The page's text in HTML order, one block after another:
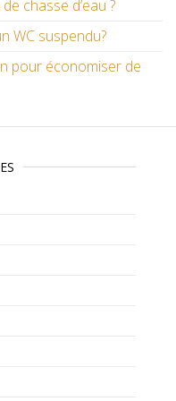
chasse d’eau ?
WC suspendu?
pour économiser de